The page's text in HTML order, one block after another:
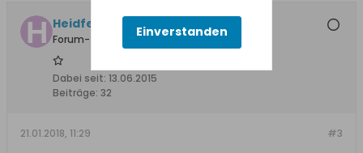
Heidfeller
Forum-Teilnehmer
Dabei seit: 13.06.2015
Beiträge: 32
#3
21.01.2018, 11:29
Einverstanden